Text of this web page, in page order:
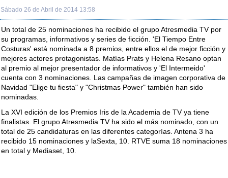
Sábado 26 de Abril de 2014 13:58
Un total de 25 nominaciones ha recibido el grupo Atresmedia TV por
su programas, informativos y series de ficción. 'El Tiempo Entre
Costuras' está nominada a 8 premios, entre ellos el de mejor ficción y
mejores actores protagonistas. Matías Prats y Helena Resano optan
al premio al mejor presentador de informativos y 'El Intermeido'
cuenta con 3 nominaciones. Las campañas de imagen corporativa de
Navidad "Elige tu fiesta" y "Christmas Power" también han sido
nominadas.
La XVI edición de los Premios Iris de la Academia de TV ya tiene
finalistas. El grupo Atresmedia TV ha sido el más nominado, con un
total de 25 candidaturas en las diferentes categorías. Antena 3 ha
recibido 15 nominaciones y laSexta, 10. RTVE suma 18 nominaciones
en total y Mediaset, 10.